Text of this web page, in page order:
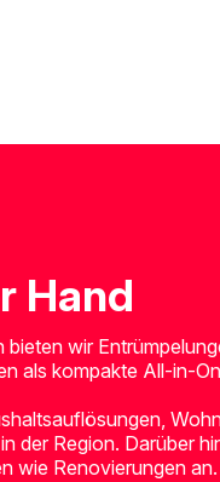
Hand
bieten wir
als kompakte All-in-
der Region. Darüber
wie Renovierungen an.